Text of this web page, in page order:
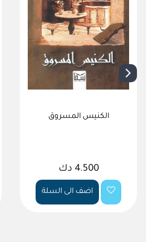
الكنيس المسروق
4.500 دك
اضف الى السلة